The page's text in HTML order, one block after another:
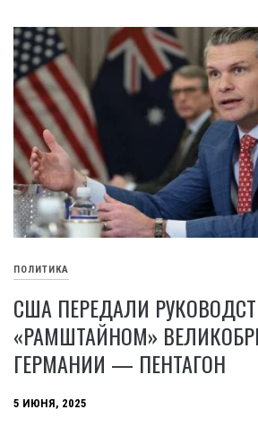
ПОЛИТИКА
США ПЕРЕДАЛИ
«РАМШТАЙНОМ»
ГЕРМАНИИ — ПЕНТАГОН
5 ИЮНЯ, 2025